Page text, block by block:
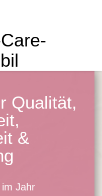
Qualität,
&
Jahr